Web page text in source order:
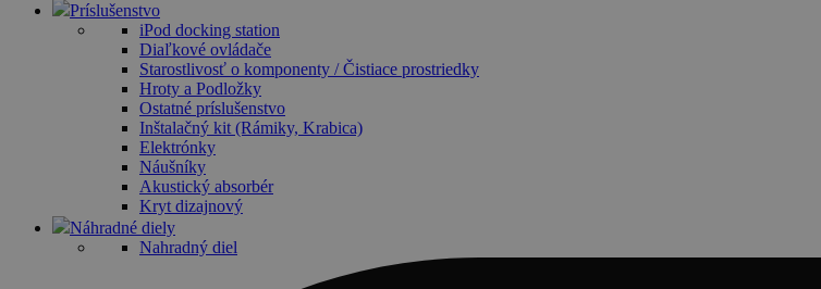
Príslušenstvo
iPod docking station
Diaľkové ovládače
Starostlivosť o komponenty / Čistiace prostriedky
Hroty a Podložky
Ostatné príslušenstvo
Inštalačný kit (Rámiky, Krabica)
Elektrónky
Náušníky
Akustický absorbér
Kryt dizajnový
Náhradné diely
Nahradný diel